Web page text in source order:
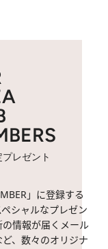
レゼント
」に登録する
シャルなプレゼン
の情報が届くメール
、数々のオリジナ